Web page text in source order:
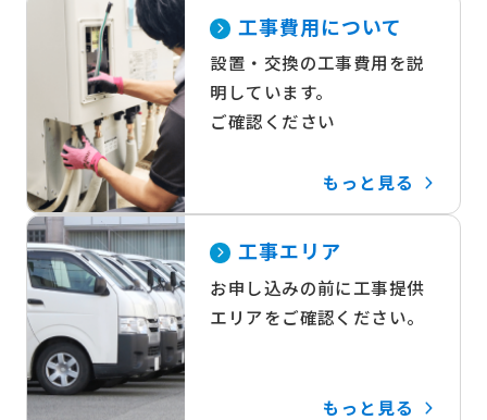
工事費用について
設置・交換の工事費用を説
明しています。
ご確認ください
もっと見る
工事エリア
お申し込みの前に工事提供
エリアをご確認ください。
もっと見る